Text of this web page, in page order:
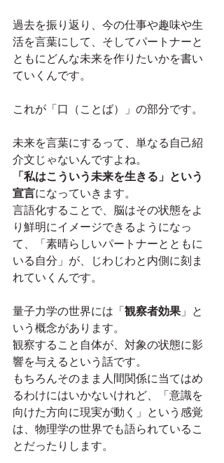
過去を振り返り、今の仕事や趣味や生
活を言葉にして、そしてパートナーと
ともにどんな未来を作りたいかを書い
ていくんです。
これが「口（ことば）」の部分です。
未来を言葉にするって、単なる自己紹
介文じゃないんですよね。
「私はこういう未来を生きる」という
宣言になっていきます。
言語化することで、脳はその状態をよ
り鮮明にイメージできるようになっ
て、「素晴らしいパートナーとともに
いる自分」が、じわじわと内側に刻ま
れていくんです。
量子力学の世界には「観察者効果 」と
いう概念があります。
観察すること自体が、対象の状態に影
響を与えるという話です。
もちろんそのまま人間関係に当てはめ
るわけにはいかないけれど、「意識を
向けた方向に現実が動く」という感覚
は、物理学の世界でも語られているこ
とだったりします。